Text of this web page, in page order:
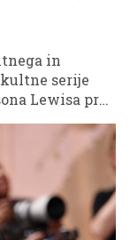
in
serije
Lewisa pred
se je moral
skromno.